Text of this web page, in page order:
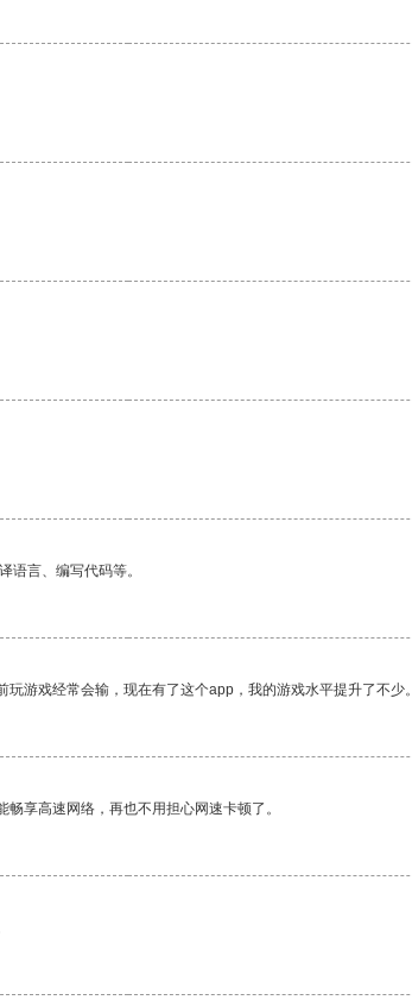
语言、编写代码等。
游戏经常会输，现在有了这个app，我的游戏水平提升了不少。
享高速网络，再也不用担心网速卡顿了。